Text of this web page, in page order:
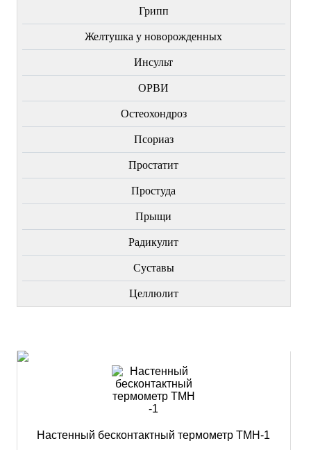
Грипп
Желтушка у новорожденных
Инсульт
ОРВИ
Остеохондроз
Пcориаз
Простатит
Простуда
Прыщи
Радикулит
Суставы
Целлюлит
Настенный бесконтактный термометр ТМН-1